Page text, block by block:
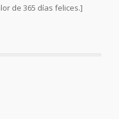
de 365 días felices.]